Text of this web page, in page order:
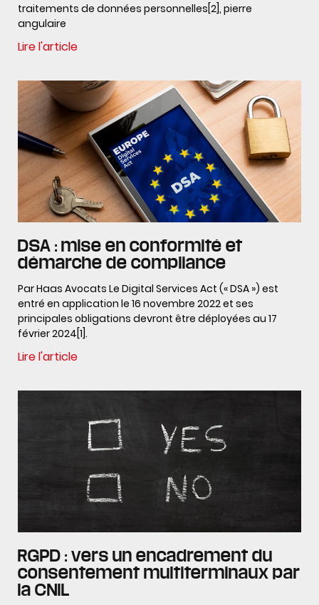
traitements de données personnelles[2], pierre
angulaire
Lire l'article
DSA : mise en conformité et
démarche de compliance
Par Haas Avocats Le Digital Services Act (« DSA ») est
entré en application le 16 novembre 2022 et ses
principales obligations devront être déployées au 17
février 2024[1].
Lire l'article
RGPD : vers un encadrement du
consentement multiterminaux par
la CNIL